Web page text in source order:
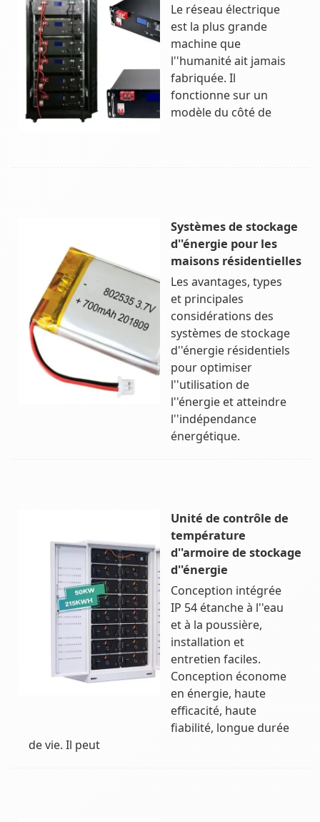
Le réseau électrique
est la plus grande
machine que
l''humanité ait jamais
fabriquée. Il
fonctionne sur un
modèle du côté de
Systèmes de stockage
d''énergie pour les
maisons résidentielles
Les avantages, types
et principales
considérations des
systèmes de stockage
d''énergie résidentiels
pour optimiser
l''utilisation de
l''énergie et atteindre
l''indépendance
énergétique.
Unité de contrôle de
température
d''armoire de stockage
d''énergie
Conception intégrée
IP 54 étanche à l''eau
et à la poussière,
installation et
entretien faciles.
Conception économe
en énergie, haute
efficacité, haute
fiabilité, longue durée
de vie. Il peut